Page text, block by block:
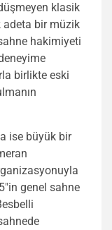
klasik
adeta bir müzik
hakimiyeti
birlikte eski
ise büyük bir
genel sahne